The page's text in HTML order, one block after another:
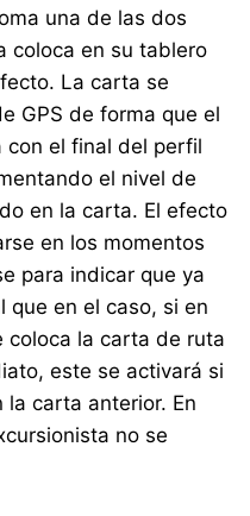
una de las dos
coloca en su tablero
La carta se
GPS de forma que el
con el final del perfil
el nivel de
en la carta. El efecto
en los momentos
para indicar que ya
que en el caso, si en
coloca la carta de ruta
este se activará si
carta anterior. En
no se